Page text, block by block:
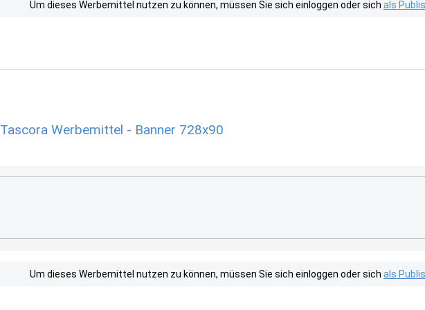
Um dieses Werbemittel nutzen zu können, müssen Sie sich einloggen oder sich als
Tascora Werbemittel - Banner 728x90
Um dieses Werbemittel nutzen zu können, müssen Sie sich einloggen oder sich als